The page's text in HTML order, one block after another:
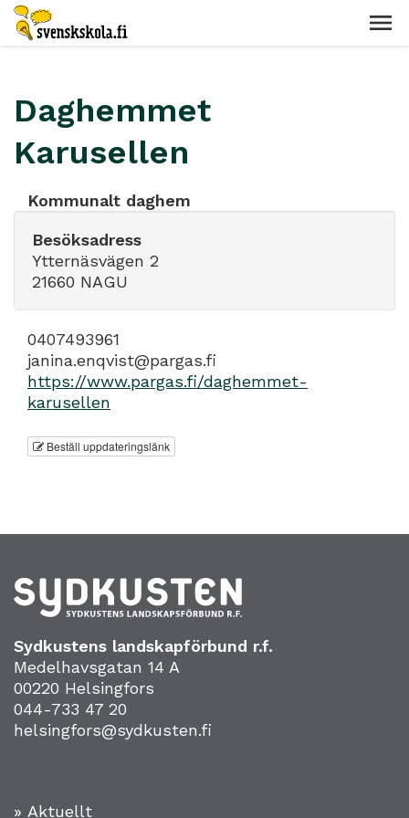
Daghemmet
Karusellen
Kommunalt daghem
Besöksadress
Ytternäsvägen 2
21660 NAGU
0407493961
janina.enqvist@pargas.fi
https://www.pargas.fi/daghemmet-
karusellen
Beställ uppdateringslänk
Sydkustens landskapförbund r.f.
Medelhavsgatan 14 A
00220 Helsingfors
044-733 47 20
helsingfors@sydkusten.fi
» Aktuellt